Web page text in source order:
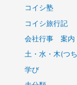
コイシ塾
コイシ旅行記
会社行事 案内
土・水・木(つ
学び